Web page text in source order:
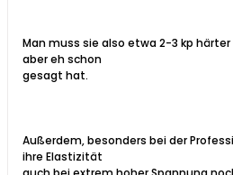
Man muss sie also etwa 2-3 kp
aber eh schon
gesagt hat.
Außerdem, besonders bei der
ihre Elastizität